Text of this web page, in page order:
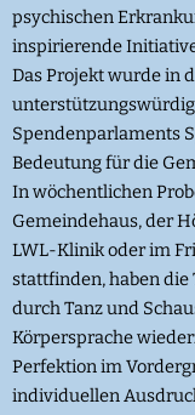
psychischen
inspirierende
Das Projekt wurde in
Spendenparlaments
Bedeutung für die
In wöchentlichen
Gemeindehaus, der
LWL-Klinik oder im
stattfinden, haben die
durch Tanz und
Körpersprache
Perfektion im
individuellen